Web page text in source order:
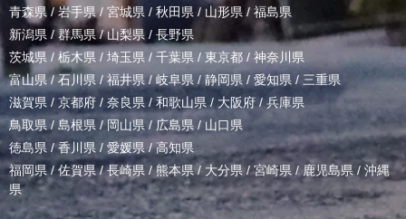
青森県 / 岩手県/ 宮城県 / 秋田県 / 山形県/ 福島県
新潟県 /群馬県/山梨県 / 長野県
茨城県 / 栃木県 / 埼玉県 / 千葉県 / 東京都 / 神奈川県
富山県 /石川県/福井県/岐阜県 / 静岡県 / 愛知県 / 三重県
滋賀県 / 京都府 / 奈良県 / 和歌山県/ 大阪府 /兵庫県
鳥取県/ 島根県 /岡山県/ 広島県 / 山口県
徳島県 /香川県 / 愛媛県/高知県
福岡県/佐賀県/長崎県 /熊本県/ 大分県/宮崎県 /鹿児島県 / 沖縄
県